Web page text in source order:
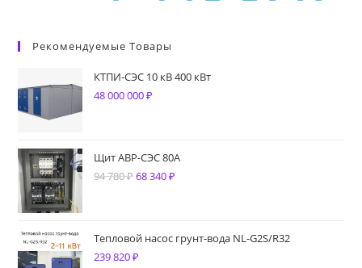
Рекомендуемые Товары
КТПИ-СЭС 10 кВ 400 кВт
48 000 000₽
Щит АВР-СЭС 80А
94 780₽Первоначальная
94
780 ₽.
68 340₽
340 ₽.
Тепловой насос грунт-вода NL-G2S/R32
239 820₽